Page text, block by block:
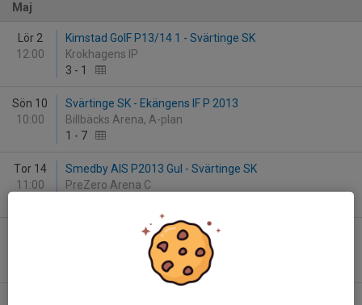
Maj
Lör 2
12:00
Kimstad GoIF P13/14 1 - Svärtinge SK
Krokhagens IP
3 - 1
Sön 10
10:00
Svärtinge SK - Ekängens IF P 2013
Billbäcks Arena, A-plan
1 - 7
Tor 14
11:00
Smedby AIS P2013 Gul - Svärtinge SK
PreZero Arena C
Lindö FF - Svärtinge SK
Fastighetsteknik Arena